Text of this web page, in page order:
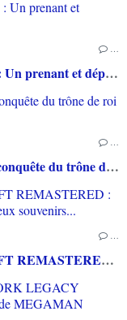
…
[TEST] ANNO 117 PAX ROMANA PC : Un prenant et dépaysant voyage dans le monde romain
…
[TEST] CIVILIZATION VII PC : La reconquête du trône de roi de la stratégie
…
[TEST] BATTLE CHEST de WARCRAFT REMASTERED : Des versions modernisées pour raviver de vieux souvenirs...